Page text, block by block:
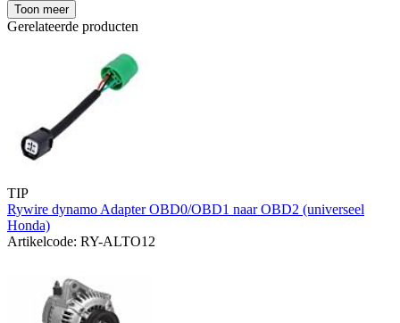
Toon meer
Gerelateerde producten
TIP
Rywire dynamo Adapter OBD0/OBD1 naar OBD2 (universeel
Honda)
Artikelcode: RY-ALTO12